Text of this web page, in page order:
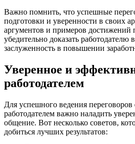
Важно помнить, что успешные
подготовки и уверенности в своих
аргументов и примеров достижений
убедительно доказать работодателю
заслуженность в повышении
Уверенное и
работодателем
Для успешного ведения переговоров
работодателем важно наладить
общение. Вот несколько советов,
добиться лучших результатов: